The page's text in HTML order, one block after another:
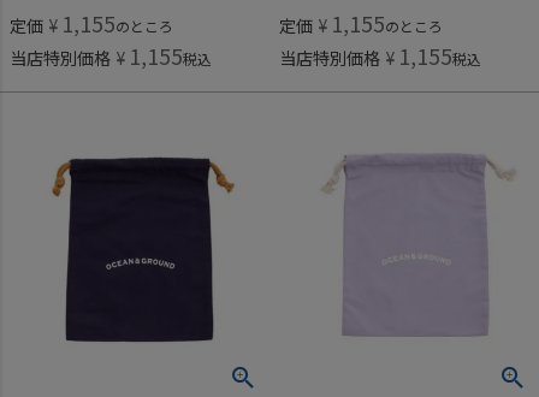
定価 ¥ 1,155のところ
当店特別価格 ¥ 1,155税込
定価 ¥ 1,155のところ
当店特別価格 ¥ 1,155税込